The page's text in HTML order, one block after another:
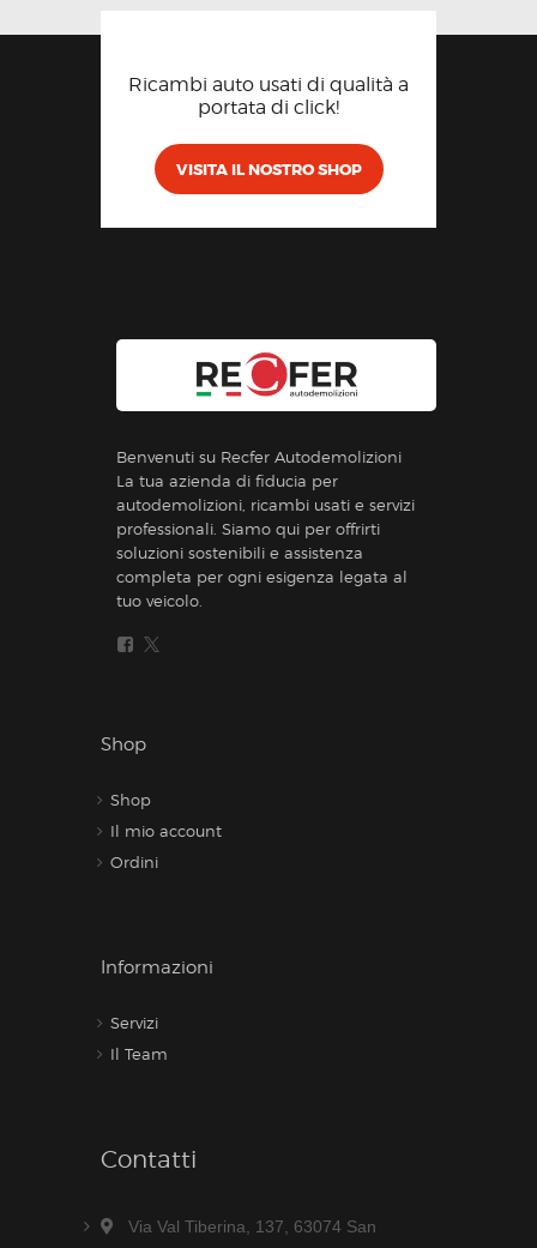
Ricambi auto usati di qualità a
portata di click!
VISITA IL NOSTRO SHOP
Benvenuti su Recfer Autodemolizioni
La tua azienda di fiducia per
autodemolizioni, ricambi usati e servizi
professionali. Siamo qui per offrirti
soluzioni sostenibili e assistenza
completa per ogni esigenza legata al
tuo veicolo.
Shop
Shop
Il mio account
Ordini
Informazioni
Servizi
Il Team
Contatti
Via Val Tiberina, 137, 63074 San